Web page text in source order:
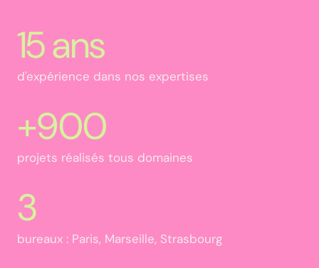
15 ans
d'expérience dans nos expertises
+900
projets réalisés tous domaines
3
bureaux : Paris, Marseille, Strasbourg